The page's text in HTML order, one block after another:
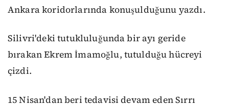
Ankara koridorlarında konuşulduğunu yazdı.
Silivri'deki tutukluluğunda bir ayı geride
bırakan Ekrem İmamoğlu, tutulduğu hücreyi
çizdi.
15 Nisan'dan beri tedavisi devam eden Sırrı